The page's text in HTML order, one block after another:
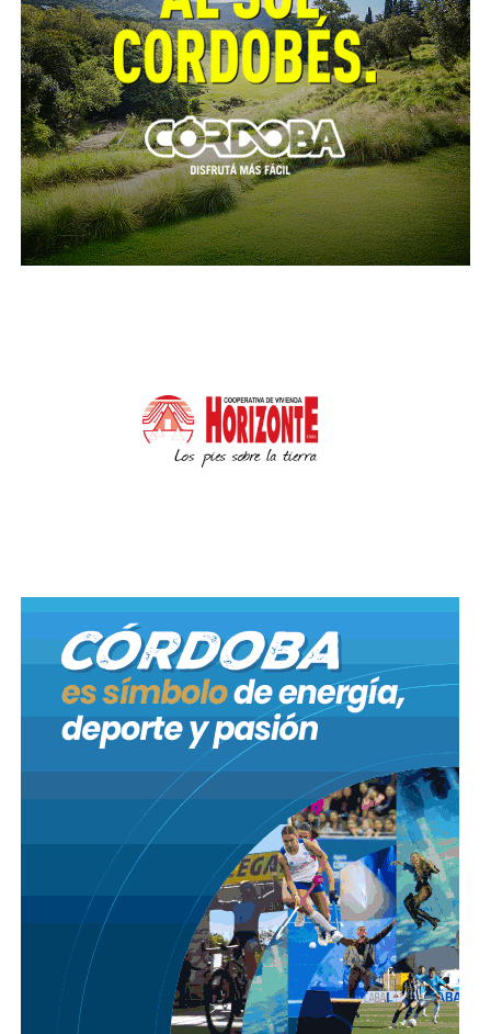
inclusión digital, con mayor tecnología y pensando
siempre cómo hay que centrar el ciudadano en el
lugar donde nosotros vivimos”, puntualizó el
vicegobernador.
Cabe recordar que desde el inicio del ciclo de charlas
virtuales, también se desarrollaron conferencias
sobre trámite parlamentario, presupuestos,
elaboración de proyectos, presupuestos y gestión
cultural, entre otros.
Finalmente, el vicegobernador extendió los
compromiso y el del gobernador Schiaretti de
acompañar el desarrollo de cada una de las
comunidades de todo el territorio provincial”,